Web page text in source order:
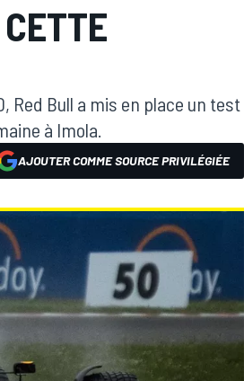
Red Bull a mis en place un test
à Imola.
AJOUTER COMME SOURCE PRIVILÉGIÉE